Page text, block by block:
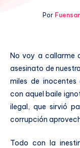
Por
No voy a callarme
asesinato de
miles de
con aquel baile
ilegal, que sirvió
corrupción
Todo con la